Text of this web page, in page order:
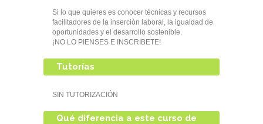
Si lo que quieres es conocer técnicas y recursos
facilitadores de la inserción laboral, la igualdad de
oportunidades y el desarrollo sostenible.
¡NO LO PIENSES E INSCRIBETE!
Tutorías
SIN TUTORIZACIÓN
Qué diferencia a este curso de